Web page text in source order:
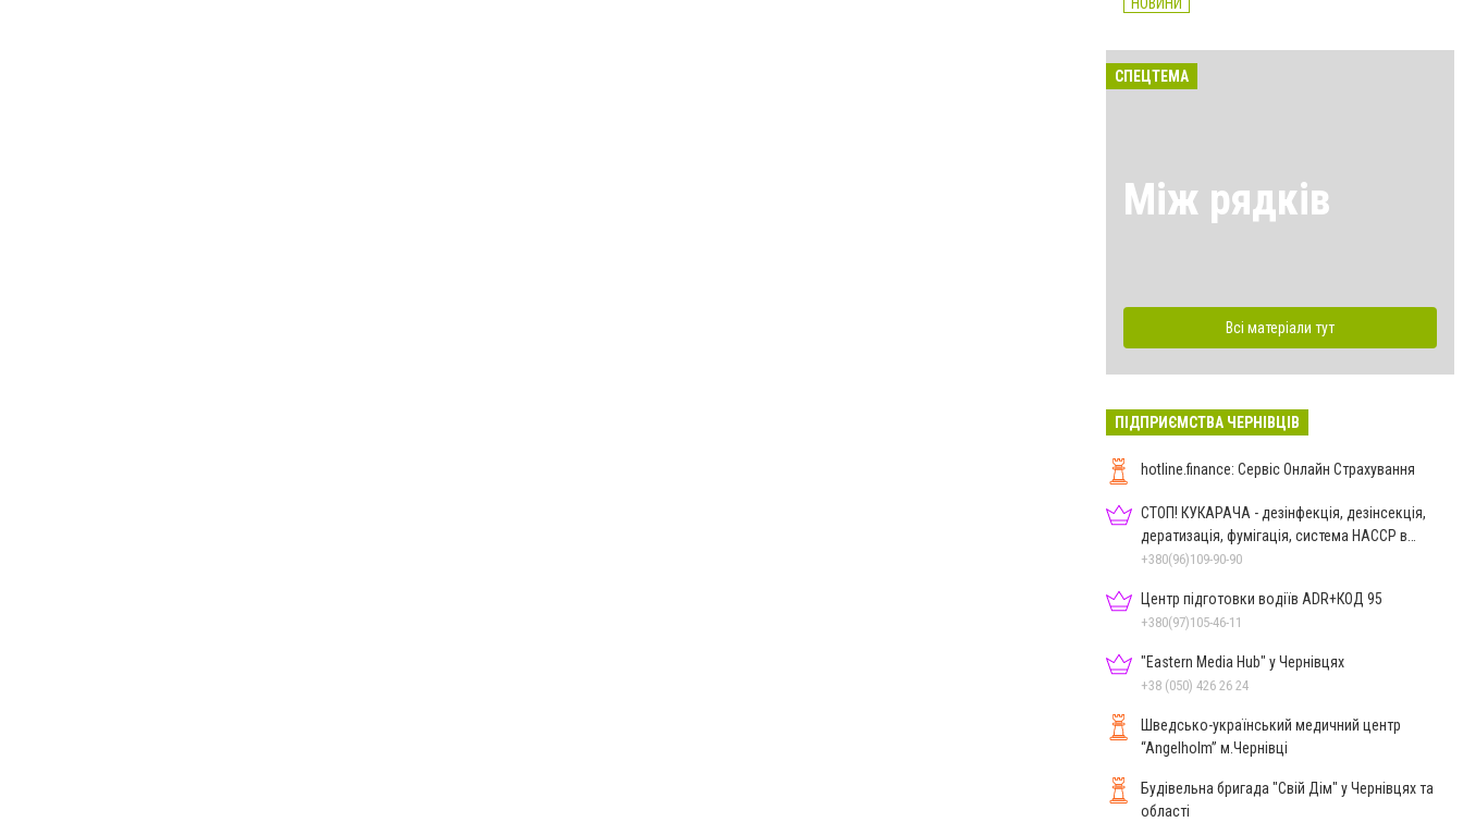
СПЕЦТЕМА
Між рядків
Всі матеріали тут
ПІДПРИЄМСТВА ЧЕРНІВЦІВ
hotline.finance: Сервіс Онлайн Страхування
СТОП! КУКАРАЧА - дезінфекція, дезінсекція,
дератизація, фумігація, система HACCP в
Чернівцях
+380(96)109-90-90
Центр підготовки водіїв ADR+КОД 95
+380(97)105-46-11
"Eastern Media Hub" у Чернівцях
+38 (050) 426 26 24
Шведсько-український медичний центр
“Angelholm” м.Чернівці
Будівельна бригада "Свій Дім" у Чернівцях та
області